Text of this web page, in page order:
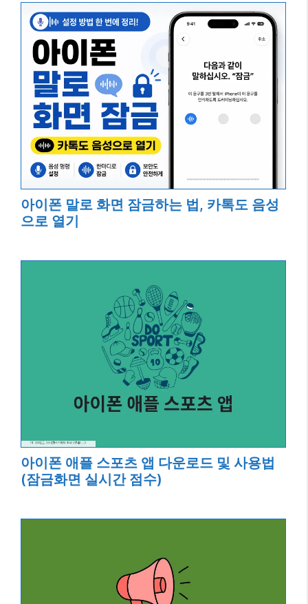
아이폰 말로 화면 잠금하는 법, 카톡도 음성
으로 열기
아이폰 애플 스포츠 앱 다운로드 및 사용법
(잠금화면 실시간 점수)